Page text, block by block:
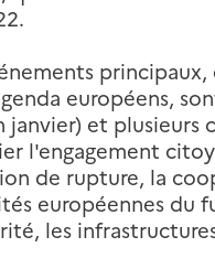
européens,
janvier) et
l'engagement
de rupture, la
européennes du
les